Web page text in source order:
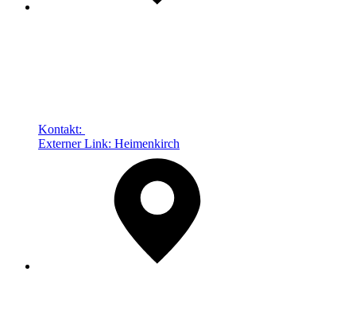
Kontakt:
Externer Link: Heimenkirch